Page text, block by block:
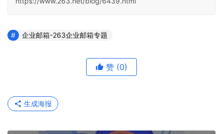
企业邮箱-263企业邮箱专题
赞 (0)
生成海报